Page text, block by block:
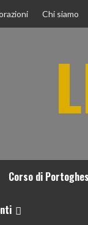
Chi siamo
Corso di